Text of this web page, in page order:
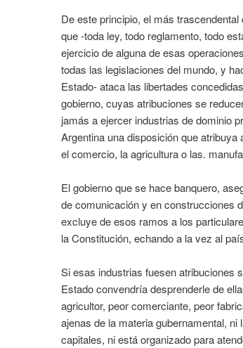
De este principio, el más
que -toda ley, todo reglamento, todo
ejercicio de alguna de esas
todas las legislaciones del mundo, y
Estado- ataca las libertades
gobierno, cuyas atribuciones se
jamás a ejercer industrias de dominio
Argentina una disposición que
el comercio, la agricultura o las.
El gobierno que se hace banquero,
de comunicación y en construcciones
excluye de esos ramos a los
la Constitución, echando a la vez al
Si esas industrias fuesen atribuciones
Estado convendría desprenderle de
agricultor, peor comerciante, peor
ajenas de la materia gubernamental,
capitales, ni está organizado para